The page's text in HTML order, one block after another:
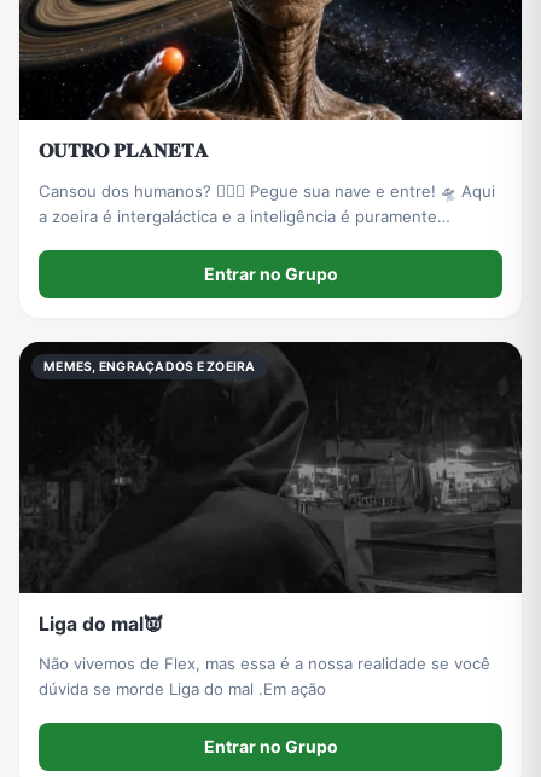
𝐎𝐔𝐓𝐑𝐎 𝐏𝐋𝐀𝐍𝐄𝐓𝐀
Cansou dos humanos? 🤦🏻‍♂️ Pegue sua nave e entre! 🛸 Aqui
a zoeira é intergaláctica e a inteligência é puramente
Entrar no Grupo
MEMES, ENGRAÇADOS E ZOEIRA
Liga do mal👿
Não vivemos de Flex, mas essa é a nossa realidade se você
dúvida se morde Liga do mal .Em ação
Entrar no Grupo